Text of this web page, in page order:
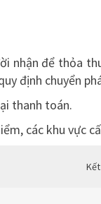
nhận để thỏa
định chuyển
thanh toán.
các khu vực